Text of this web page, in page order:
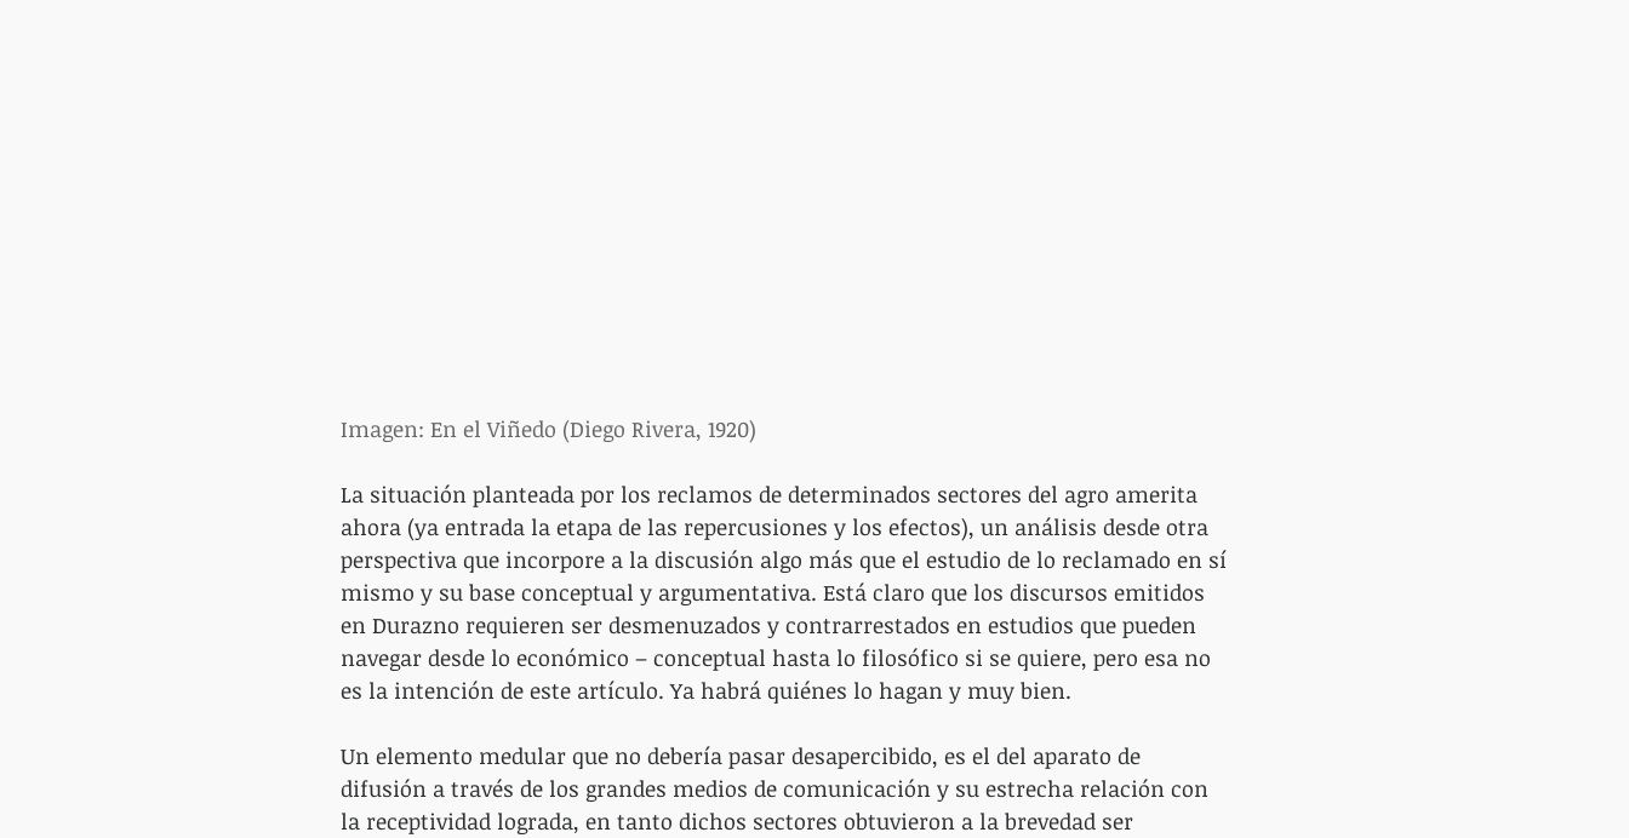
Imagen: En el Viñedo (Diego Rivera, 1920)
La situación planteada por los reclamos de determinados sectores del agro amerita
ahora (ya entrada la etapa de las repercusiones y los efectos), un análisis desde otra
perspectiva que incorpore a la discusión algo más que el estudio de lo reclamado en sí
mismo y su base conceptual y argumentativa. Está claro que los discursos emitidos
en Durazno requieren ser desmenuzados y contrarrestados en estudios que pueden
navegar desde lo económico – conceptual hasta lo filosófico si se quiere, pero esa no
es la intención de este artículo. Ya habrá quiénes lo hagan y muy bien.
Un elemento medular que no debería pasar desapercibido, es el del aparato de
difusión a través de los grandes medios de comunicación y su estrecha relación con
la receptividad lograda, en tanto dichos sectores obtuvieron a la brevedad ser